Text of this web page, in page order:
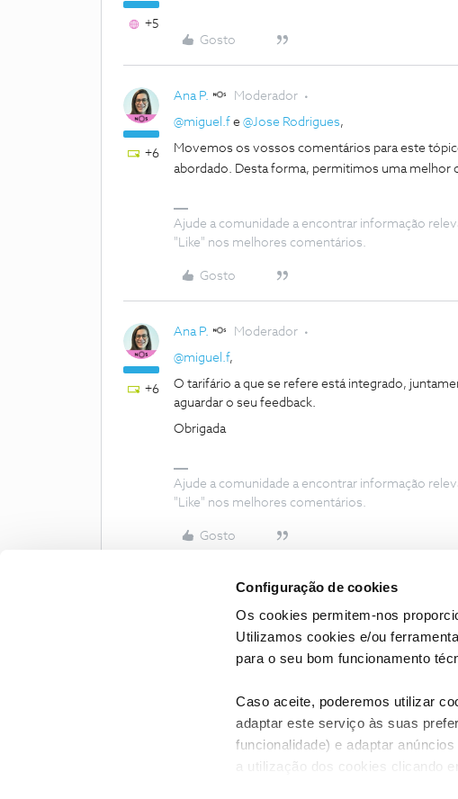
Configuração de cookies
Os cookies permitem-nos
Utilizamos cookies e/ou
para o seu bom funcionamento
Caso aceite, poderemos utilizar
adaptar este serviço às suas
funcionalidade) e adaptar
a utilização dos cookies clicando
+5
Gosto
+6
Ana P. Moderador
@miguel.f e @Jose Rodrigues,
Movemos os vossos comentários para este
abordado. Desta forma, permitimos uma melhor
Ajude a comunidade a encontrar informação
"Like" nos melhores comentários.
Gosto
+6
Ana P. Moderador
@miguel.f,
O tarifário a que se refere está integrado,
aguardar o seu feedback.
Obrigada
Ajude a comunidade a encontrar informação
"Like" nos melhores comentários.
Gosto